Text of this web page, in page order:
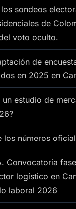
sondeos
de
voto oculto.
de
en 2025 en
un estudio de
los números
Convocatoria
logístico en
laboral 2026